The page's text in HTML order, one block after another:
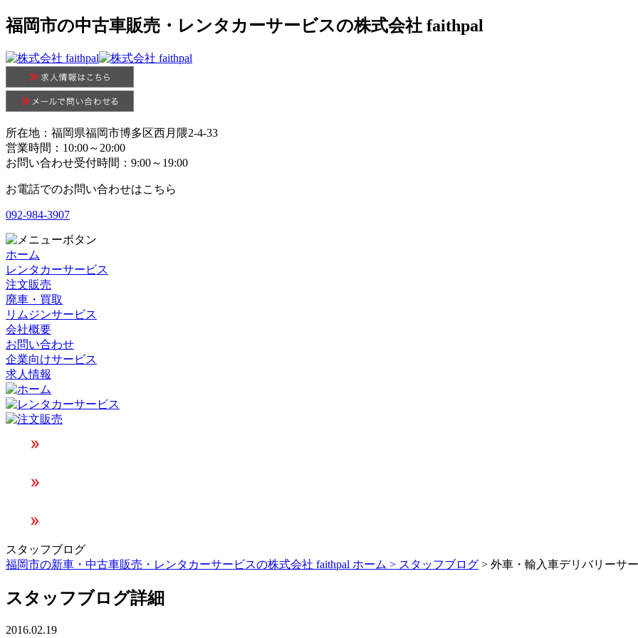
福岡市の中古車販売・レンタカーサービスの株式会社 faithpal
所在地：福岡県福岡市博多区西月隈2-4-33
営業時間：10:00～20:00
お問い合わせ受付時間：9:00～19:00
お電話でのお問い合わせはこちら
092-984-3907
ホーム
レンタカーサービス
注文販売
廃車・買取
リムジンサービス
会社概要
お問い合わせ
企業向けサービス
求人情報
スタッフブログ
福岡市の新車・中古車販売・レンタカーサービスの株式会社 faithpal ホーム > スタッフブログ > 外車・輸入車デリバリーサ
スタッフブログ詳細
2016.02.19